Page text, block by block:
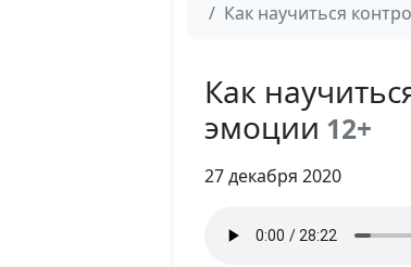
Как научиться
Как
эмоции 12+
27 декабря 2020